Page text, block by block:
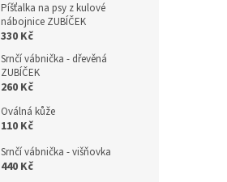
Píšťalka na psy z kulové
nábojnice ZUBÍČEK
330 Kč
Srnčí vábnička - dřevěná
ZUBÍČEK
260 Kč
Oválná kůže
110 Kč
Srnčí vábnička - višňovka
440 Kč